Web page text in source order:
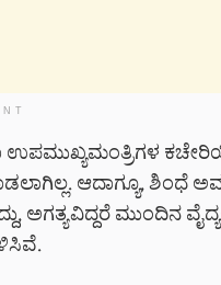
ಉಪಮುಖ್ಯಮಂತ್ರಿಗಳ
ಆದಾಗ್ಯೂ, ಶಿಂಧೆ
ಅಗತ್ಯವಿದ್ದರೆ ಮುಂದಿನ